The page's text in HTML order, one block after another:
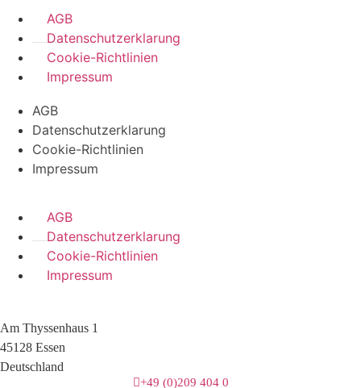
AGB
Datenschutzerklarung
Cookie-Richtlinien
Impressum
AGB
Datenschutzerklarung
Cookie-Richtlinien
Impressum
AGB
Datenschutzerklarung
Cookie-Richtlinien
Impressum
Am Thyssenhaus 1
45128 Essen
Deutschland
+49 (0)209 404 0